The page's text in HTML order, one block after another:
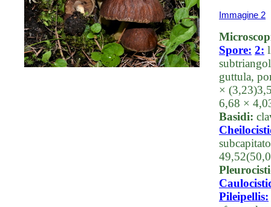
Immagine 2
Spore: 2:
guttula,
×
6,68 ×
Basidi:
Pileipellis: